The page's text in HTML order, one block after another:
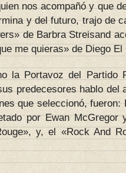
nos acompañó y que
y del futuro, trajo de
de Barbra Streisand
me quieras» de Diego El
la Portavoz del Partido
predecesores hablo del
que seleccionó, fueron:
por Ewan
y, el «Rock And